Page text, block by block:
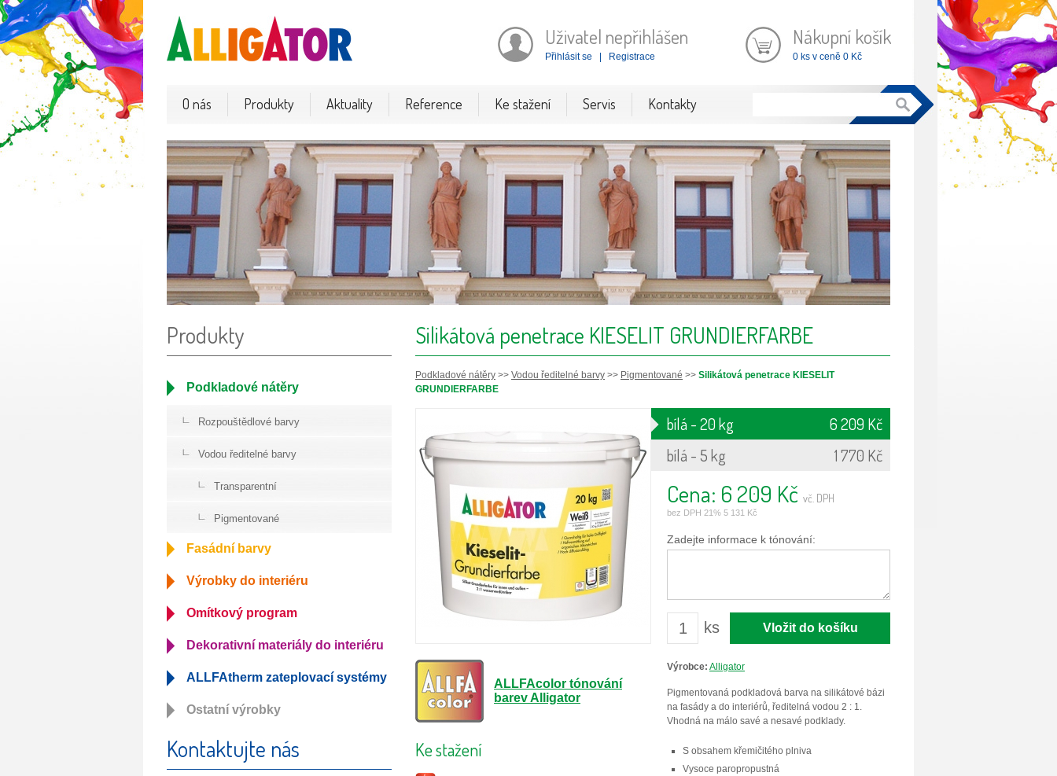
Uživatel nepřihlášen
Přihlásit se Registrace
Nákupní košík
0 ks v ceně 0 Kč
O nás Produkty Aktuality Reference Ke stažení Servis Kontakty
Produkty
Podkladové nátěry
Rozpouštědlové barvy
Vodou ředitelné barvy
Transparentní
Pigmentované
Fasádní barvy
Výrobky do interiéru
Omítkový program
Dekorativní materiály do interiéru
ALLFAtherm zateplovací systémy
Ostatní výrobky
Kontaktujte nás
Silikátová penetrace KIESELIT GRUNDIERFARBE
Podkladové nátěry >> Vodou ředitelné barvy >> Pigmentované >> Silikátová penetrace KIESELIT
GRUNDIERFARBE
ALLFAcolor tónování
barev Alligator
Ke stažení
bílá - 20 kg
6 209 Kč
bílá - 5 kg
1 770 Kč
Cena: 6 209 Kč vč. DPH
bez DPH 21% 5 131 Kč
Zadejte informace k tónování:
ks
Výrobce: Alligator
Pigmentovaná podkladová barva na silikátové bázi
na fasády a do interiérů, ředitelná vodou 2 : 1.
Vhodná na málo savé a nesavé podklady.
S obsahem křemičitého plniva
Vysoce paropropustná